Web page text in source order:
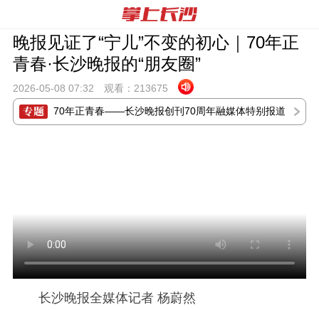
晚报见证了“宁儿”不变的初心｜70年正
青春·长沙晚报的“朋友圈”
2026-05-08 07:32 观看： 213675
70年正青春——长沙晚报创刊70周年融媒体特别报道
长沙晚报全媒体记者 杨蔚然